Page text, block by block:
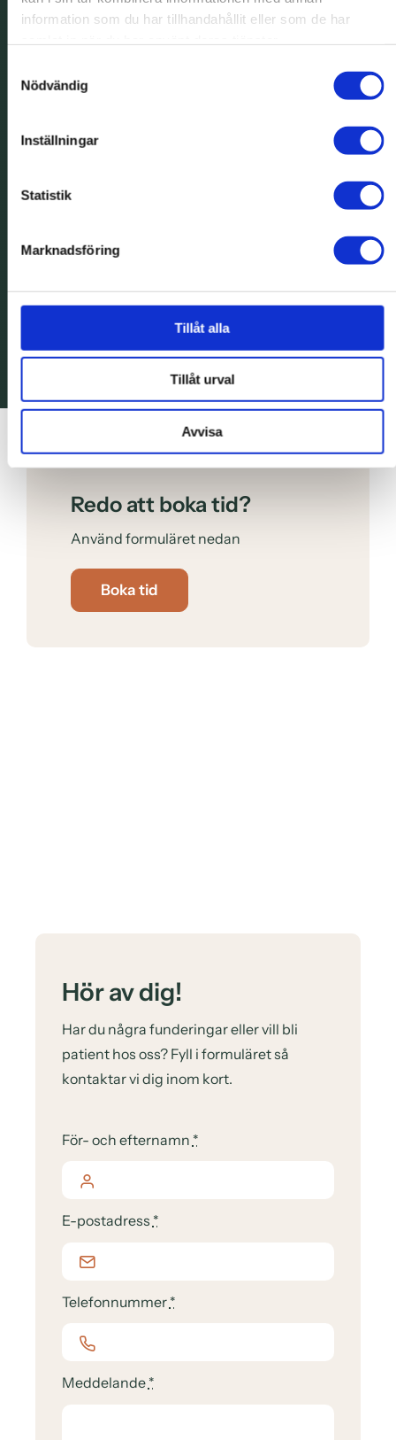
information som du har tillhandahållit eller som de har
Nödvändig
Inställningar
Statistik
Marknadsföring
Tillåt alla
Tillåt urval
Avvisa
Har du en fråga?
40 23 66 00
Ring oss
Redo att boka tid?
Använd formuläret nedan
Boka tid
Hör av dig!
Har du några funderingar eller vill bli
patient hos oss? Fyll i formuläret så
kontaktar vi dig inom kort.
För- och efternamn *
E-postadress *
Telefonnummer *
Meddelande *